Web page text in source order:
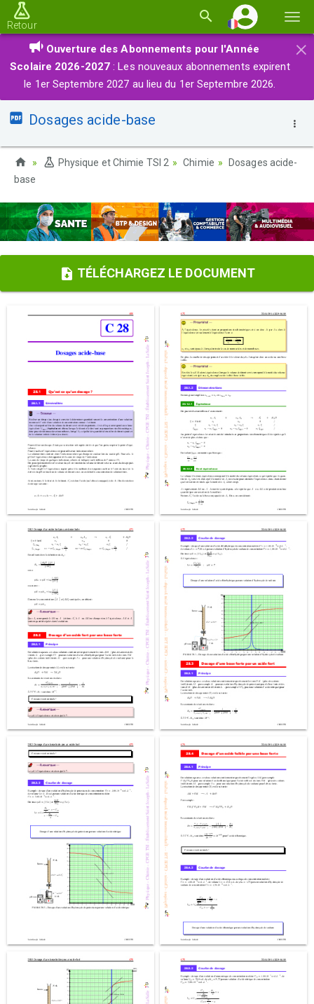
la
Retour
×
Ouverture des Abonnements pour l'Année
Scolaire 2026-2027 : Les nouveaux abonnements expirent
le 1er Septembre 2027 au lieu du 1er Septembre 2026.
Dosages acide-base
Physique et Chimie TSI 2 Chimie
Dosages acide-
base
TÉLÉCHARGEZ LE DOCUMENT